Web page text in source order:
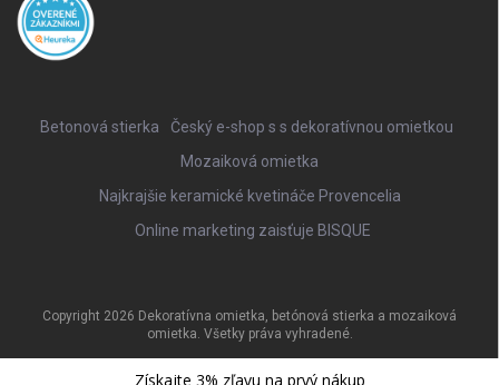
Betonová stierka
Český e-shop s s dekoratívnou omietkou
Mozaiková omietka
Najkrajšie keramické kvetináče Provencelia
Online marketing zaisťuje BISQUE
Copyright 2026 Dekoratívna omietka, betónová stierka a mozaiková
omietka . Všetky práva vyhradené.
Získajte 3% zľavu na prvý nákup